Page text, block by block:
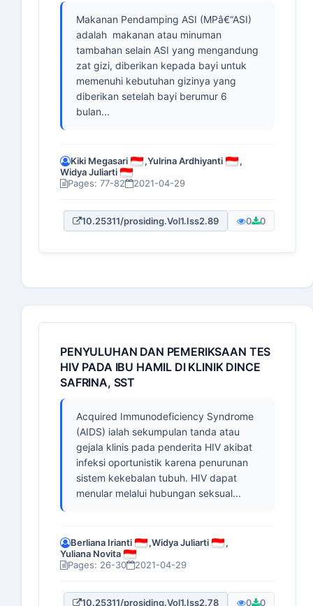
Makanan Pendamping ASI (MPâ€“ASI)
adalah makanan atau minuman
tambahan selain ASI yang mengandung
zat gizi, diberikan kepada bayi untuk
memenuhi kebutuhan gizinya yang
diberikan setelah bayi berumur 6
bulan...
Kiki Megasari ,Yulrina Ardhiyanti
,
Widya Juliarti
Pages: 77-82
2021-04-29
10.25311/prosiding.Vol1.Iss2.89 0 0
PENYULUHAN DAN PEMERIKSAAN TES
HIV PADA IBU HAMIL DI KLINIK DINCE
SAFRINA, SST
Acquired Immunodeficiency Syndrome
(AIDS) ialah sekumpulan tanda atau
gejala klinis pada penderita HIV akibat
infeksi oportunistik karena penurunan
sistem kekebalan tubuh. HIV dapat
menular melalui hubungan seksual...
Berliana Irianti ,Widya Juliarti
,
Yuliana Novita
Pages: 26-30
2021-04-29
10.25311/prosiding.Vol1.Iss2.78 0 0